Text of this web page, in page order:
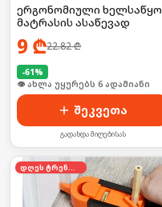
ერგონომიული ხელსაწყო
მატრასის ასაწევად
9 ₾22.82₾
-61%
🛒 ბოლო 24სთ-ში იყიდა 13-მა
შეკვეთა
გადახდა მიღებისას
დღეს ტრენდში